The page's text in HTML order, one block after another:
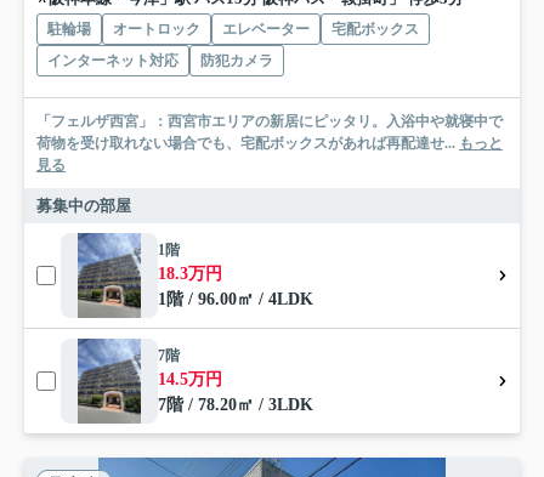
駐輪場 オートロック エレベーター
宅配ボックス
インターネット対応
防犯カメラ
「フェルザ西宮」：西宮市エリアの新居にピッタリ。入浴中や就寝中で
荷物を受け取れない場合でも、宅配ボックスがあれば再配達せ... もっと
見る
募集中の部屋
1階
18.3万円
1階 / 96.00㎡ / 4LDK
7階
14.5万円
7階 / 78.20㎡ / 3LDK